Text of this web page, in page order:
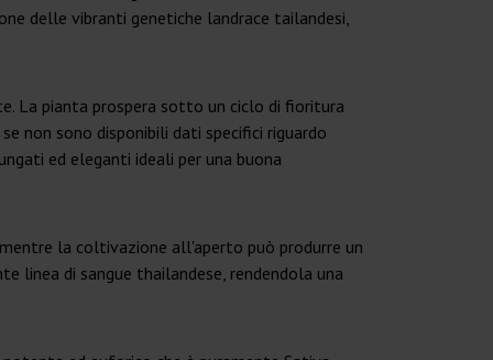
delle vibranti genetiche landrace tailandesi,
La pianta prospera sotto un ciclo di fioritura
non sono disponibili dati specifici riguardo
ed eleganti ideali per una buona
la coltivazione all'aperto può produrre un
linea di sangue thailandese, rendendola una